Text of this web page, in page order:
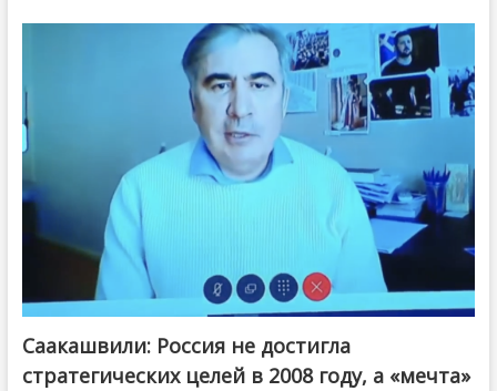
Саакашвили: Россия не достигла
стратегических целей в 2008 году, а «мечта»